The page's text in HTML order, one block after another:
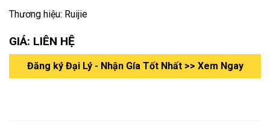
Thương hiệu: Ruijie
GIÁ: LIÊN HỆ
Đăng ký Đại Lý - Nhận Gía Tốt Nhất >> Xem Ngay